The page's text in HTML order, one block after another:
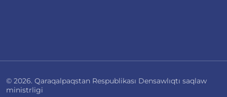
© 2026. Qaraqalpaqstan Respublikası Densawlıqtı saqlaw
ministrligi